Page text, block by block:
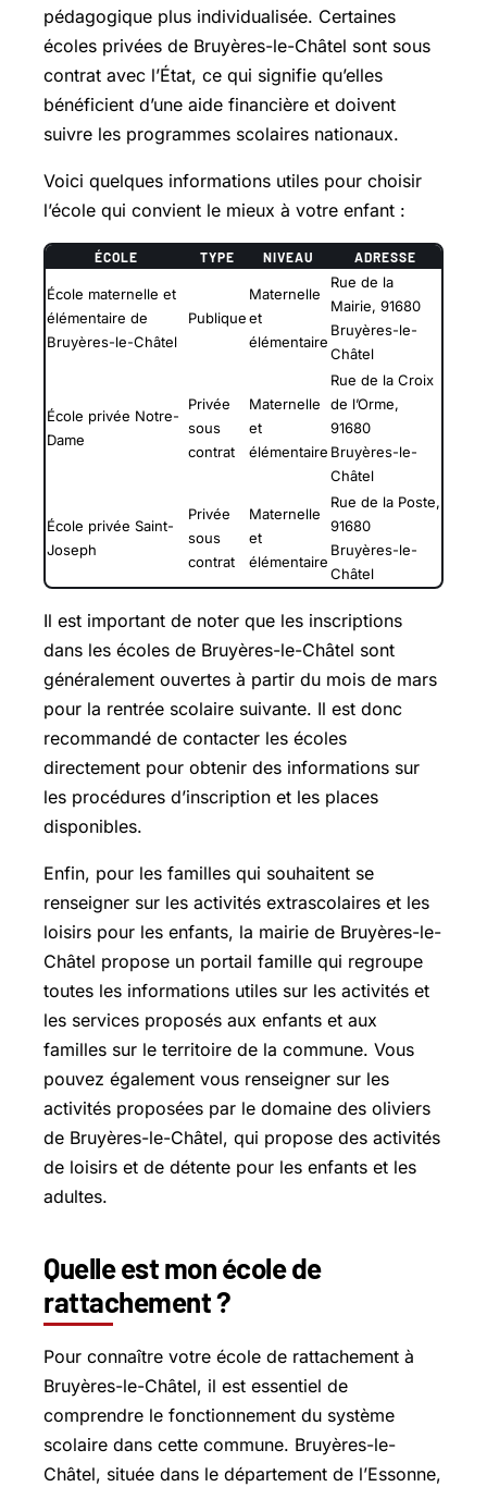
pédagogique plus individualisée. Certaines
écoles privées de Bruyères-le-Châtel sont sous
contrat avec l’État, ce qui signifie qu’elles
bénéficient d’une aide financière et doivent
suivre les programmes scolaires nationaux.
Voici quelques informations utiles pour choisir
l’école qui convient le mieux à votre enfant :
ÉCOLE TYPE NIVEAU ADRESSE
École maternelle et
élémentaire de
Bruyères-le-Châtel
Publique
Maternelle
et
élémentaire
Rue de la
Mairie, 91680
Bruyères-le-
Châtel
École privée Notre-
Dame
Privée
sous
contrat
Maternelle
et
élémentaire
Rue de la Croix
de l’Orme,
91680
Bruyères-le-
Châtel
École privée Saint-
Joseph
Privée
sous
contrat
Maternelle
et
élémentaire
Rue de la Poste,
91680
Bruyères-le-
Châtel
Il est important de noter que les inscriptions
dans les écoles de Bruyères-le-Châtel sont
généralement ouvertes à partir du mois de mars
pour la rentrée scolaire suivante. Il est donc
recommandé de contacter les écoles
directement pour obtenir des informations sur
les procédures d’inscription et les places
disponibles.
Enfin, pour les familles qui souhaitent se
renseigner sur les activités extrascolaires et les
loisirs pour les enfants, la mairie de Bruyères-le-
Châtel propose un portail famille qui regroupe
toutes les informations utiles sur les activités et
les services proposés aux enfants et aux
familles sur le territoire de la commune. Vous
pouvez également vous renseigner sur les
activités proposées par le domaine des oliviers
de Bruyères-le-Châtel, qui propose des activités
de loisirs et de détente pour les enfants et les
adultes.
Quelle est mon école de
rattachement ?
Pour connaître votre école de rattachement à
Bruyères-le-Châtel, il est essentiel de
comprendre le fonctionnement du système
scolaire dans cette commune. Bruyères-le-
Châtel, située dans le département de l’Essonne,